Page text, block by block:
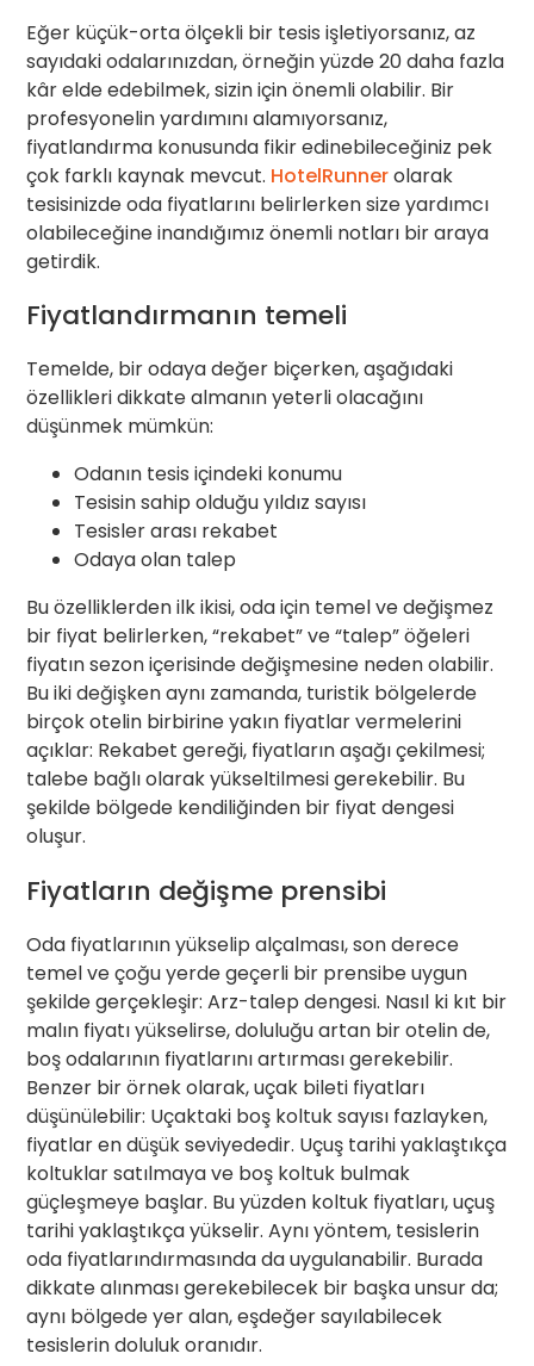
Eğer küçük-orta ölçekli bir tesis işletiyorsanız, az
sayıdaki odalarınızdan, örneğin yüzde 20 daha fazla
kâr elde edebilmek, sizin için önemli olabilir. Bir
profesyonelin yardımını alamıyorsanız,
fiyatlandırma konusunda fikir edinebileceğiniz pek
çok farklı kaynak mevcut. HotelRunnerolarak
tesisinizde oda fiyatlarını belirlerken size yardımcı
olabileceğine inandığımız önemli notları bir araya
getirdik.
Fiyatlandırmanın temeli
Temelde, bir odaya değer biçerken, aşağıdaki
özellikleri dikkate almanın yeterli olacağını
düşünmek mümkün:
Odanın tesis içindeki konumu
Tesisin sahip olduğu yıldız sayısı
Tesisler arası rekabet
Odaya olan talep
Bu özelliklerden ilk ikisi, oda için temel ve değişmez
bir fiyat belirlerken, “rekabet” ve “talep” öğeleri
fiyatın sezon içerisinde değişmesine neden olabilir.
Bu iki değişken aynı zamanda, turistik bölgelerde
birçok otelin birbirine yakın fiyatlar vermelerini
açıklar: Rekabet gereği, fiyatların aşağı çekilmesi;
talebe bağlı olarak yükseltilmesi gerekebilir. Bu
şekilde bölgede kendiliğinden bir fiyat dengesi
oluşur.
Fiyatların değişme prensibi
Oda fiyatlarının yükselip alçalması, son derece
temel ve çoğu yerde geçerli bir prensibe uygun
şekilde gerçekleşir: Arz-talep dengesi. Nasıl ki kıt bir
malın fiyatı yükselirse, doluluğu artan bir otelin de,
boş odalarının fiyatlarını artırması gerekebilir.
Benzer bir örnek olarak, uçak bileti fiyatları
düşünülebilir: Uçaktaki boş koltuk sayısı fazlayken,
fiyatlar en düşük seviyededir. Uçuş tarihi yaklaştıkça
koltuklar satılmaya ve boş koltuk bulmak
güçleşmeye başlar. Bu yüzden koltuk fiyatları, uçuş
tarihi yaklaştıkça yükselir. Aynı yöntem, tesislerin
oda fiyatlarındırmasında da uygulanabilir. Burada
dikkate alınması gerekebilecek bir başka unsur da;
aynı bölgede yer alan, eşdeğer sayılabilecek
tesislerin doluluk oranıdır.